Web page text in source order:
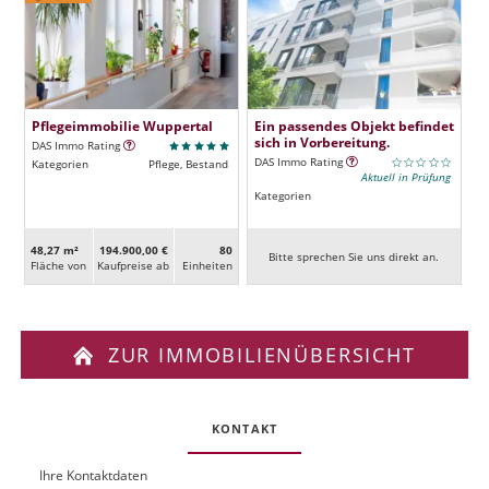
Pflegeimmobilie Wuppertal
DAS Immo Rating
Kategorien
Pflege, Bestand
48,27 m²
Fläche von
194.900,00 €
Kaufpreise ab
80
Ein­heiten
Ein passendes Objekt befindet
sich in Vorbereitung.
DAS Immo Rating
Aktuell in Prüfung
Kategorien
Bitte sprechen Sie uns direkt an.
ZUR IMMOBILIENÜBERSICHT
KONTAKT
OUIhre Kontaktdaten